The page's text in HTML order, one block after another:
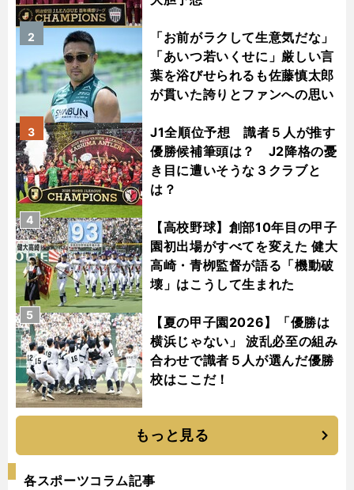
「お前がラクして生意気だな」
「あいつ若いくせに」厳しい言
葉を浴びせられるも佐藤慎太郎
が貫いた誇りとファンへの思い
2
J1全順位予想 識者５人が推す
優勝候補筆頭は？ J2降格の憂
き目に遭いそうな３クラブと
は？
3
【高校野球】創部10年目の甲子
園初出場がすべてを変えた 健大
高崎・青栁監督が語る「機動破
壊」はこうして生まれた
4
【夏の甲子園2026】「優勝は
横浜じゃない」 波乱必至の組み
合わせで識者５人が選んだ優勝
校はここだ！
5
もっと見る
各スポーツコラム記事